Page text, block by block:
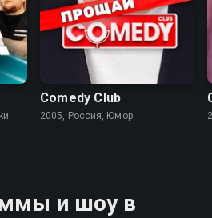
Comedy Club
2005, Россия, Юмор
и шоу в